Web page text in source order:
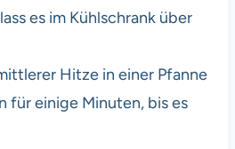
es im Kühlschrank über
Hitze in einer Pfanne
für einige Minuten, bis es